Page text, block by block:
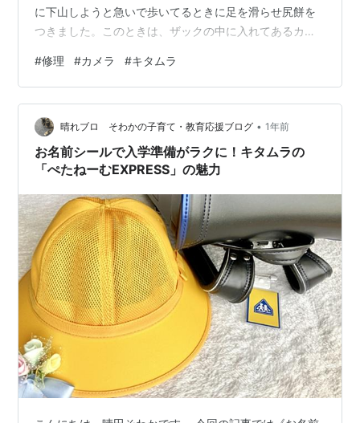
に下山しようと急いで歩いてるときに足を滑らせ尻餅を
つきました。このときは、ザックの中に入れてあるカメ
から見てみると、液晶パネルがしっかり割れていまし
た。電源は入り、AFも動くし、カードにちゃんと書き込
みますが、シャッター速度やISOなどは全く見られない状
態。これでは使い物にならないので、キタムラに修理依
頼をかけました。 修理依頼をしてから約2週間後、修理
見積もりがメールで届きました。カメラだけ…
#修理 #カメラ #キタムラ
晴れブロ そわかの子育て・教育応援ブログ • 1年前
お名前シールで入学準備がラクに！キタムラの
「ぺたねーむEXPRESS」の魅力